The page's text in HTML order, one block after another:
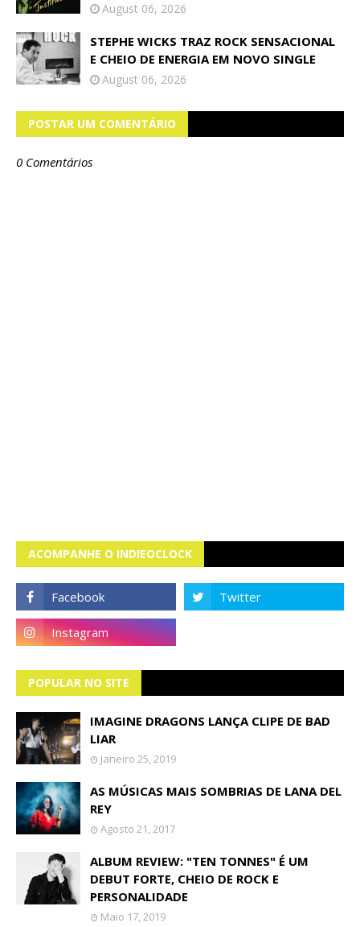
August 06, 2026
STEPHE WICKS TRAZ ROCK SENSACIONAL
E CHEIO DE ENERGIA EM NOVO SINGLE
August 06, 2026
POSTAR UM COMENTÁRIO
0 Comentários
ACOMPANHE O INDIEOCLOCK
POPULAR NO SITE
IMAGINE DRAGONS LANÇA CLIPE DE BAD
LIAR
Janeiro 25, 2019
AS MÚSICAS MAIS SOMBRIAS DE LANA DEL
REY
Agosto 21, 2017
ALBUM REVIEW: "TEN TONNES" É UM
DEBUT FORTE, CHEIO DE ROCK E
PERSONALIDADE
Maio 17, 2019